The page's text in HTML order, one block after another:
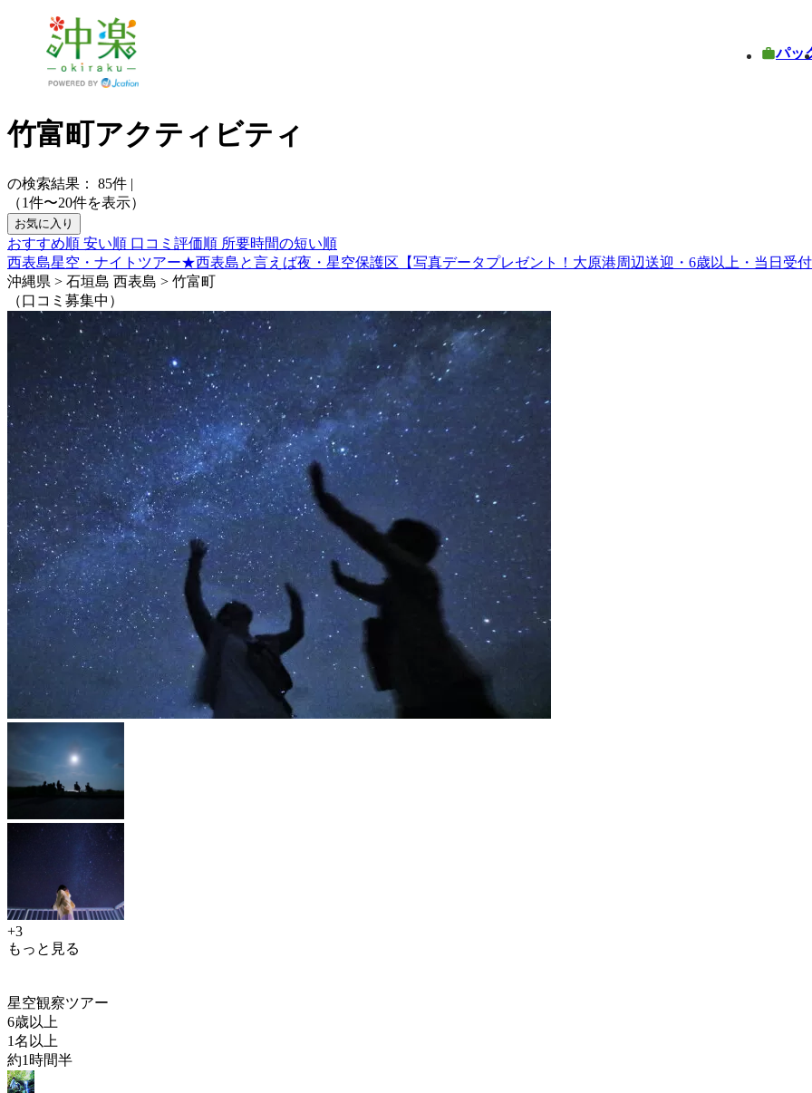
パッ
竹富町アクティビティ
の検索結果： 85件 |
（1件〜20件を表示）
お気に入り
おすすめ順 安い順 口コミ評価順 所要時間の短い順
西表島星空・ナイトツアー★西表島と言えば夜・星空保護区【写真データプレゼント！大原港周辺送迎・6歳以上・当日受付
沖縄県 > 石垣島 西表島 > 竹富町
（口コミ募集中）
+3
もっと見る
星空観察ツアー
6歳以上
1名以上
約1時間半